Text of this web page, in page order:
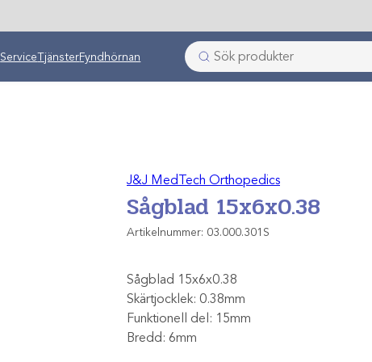
ServiceTjänsterFyndhörnan
J&J MedTech Orthopedics
Sågblad 15x6x0.38
Artikelnummer: 03.000.301S
Sågblad 15x6x0.38
Skärtjocklek: 0.38mm
Funktionell del: 15mm
Bredd: 6mm